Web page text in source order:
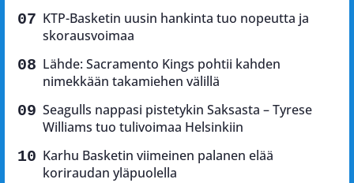
KTP-Basketin uusin hankinta tuo nopeutta ja
skorausvoimaa
Lähde: Sacramento Kings pohtii kahden
nimekkään takamiehen välillä
Seagulls nappasi pistetykin Saksasta – Tyrese
Williams tuo tulivoimaa Helsinkiin
Karhu Basketin viimeinen palanen elää
koriraudan yläpuolella